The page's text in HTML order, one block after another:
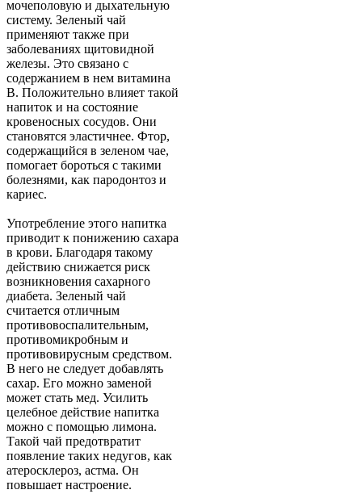
мочеполовую и дыхательную
систему. Зеленый чай
применяют также при
заболеваниях щитовидной
железы. Это связано с
содержанием в нем витамина
B. Положительно влияет такой
напиток и на состояние
кровеносных сосудов. Они
становятся эластичнее. Фтор,
содержащийся в зеленом чае,
помогает бороться с такими
болезнями, как пародонтоз и
кариес.
Употребление этого напитка
приводит к понижению сахара
в крови. Благодаря такому
действию снижается риск
возникновения сахарного
диабета. Зеленый чай
считается отличным
противовоспалительным,
противомикробным и
противовирусным средством.
В него не следует добавлять
сахар. Его можно заменой
может стать мед. Усилить
целебное действие напитка
можно с помощью лимона.
Такой чай предотвратит
появление таких недугов, как
атеросклероз, астма. Он
повышает настроение.